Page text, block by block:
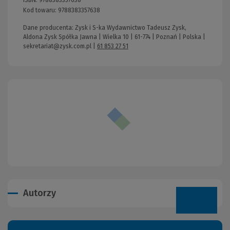
Kod towaru: 9788383357638
Dane producenta: Zysk i S-ka Wydawnictwo Tadeusz Zysk,
Aldona Zysk Spółka Jawna | Wielka 10 | 61-774 | Poznań | Polska |
sekretariat@zysk.com.pl
61 853 27 51
Autorzy